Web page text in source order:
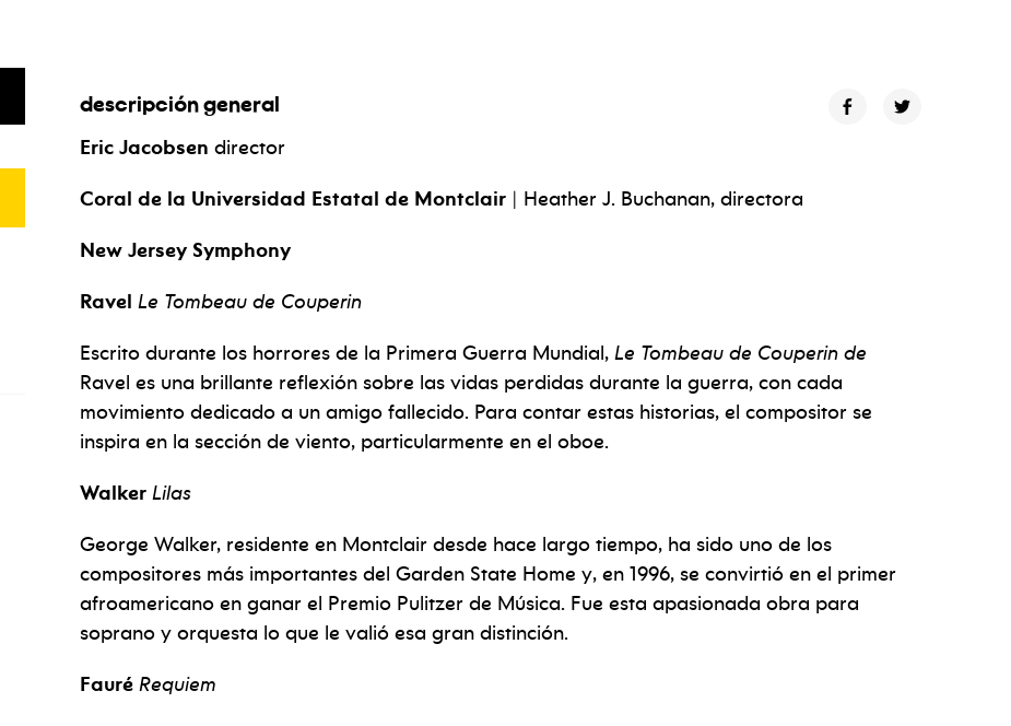
descripción general
Eric Jacobsen director
Coral de la Universidad Estatal de Montclair | Heather J. Buchanan, directora
New Jersey Symphony
Ravel Le Tombeau de Couperin
Escrito durante los horrores de la Primera Guerra Mundial, Le Tombeau de Couperin de
Ravel es una brillante reflexión sobre las vidas perdidas durante la guerra, con cada
movimiento dedicado a un amigo fallecido. Para contar estas historias, el compositor se
inspira en la sección de viento, particularmente en el oboe.
Walker Lilas
George Walker, residente en Montclair desde hace largo tiempo, ha sido uno de los
compositores más importantes del Garden State Home y, en 1996, se convirtió en el primer
afroamericano en ganar el Premio Pulitzer de Música. Fue esta apasionada obra para
soprano y orquesta lo que le valió esa gran distinción.
Fauré Requiem